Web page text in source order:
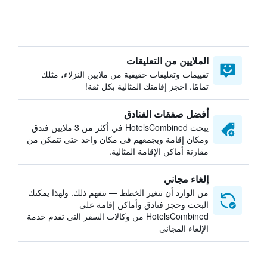
الملايين من التعليقات
تقييمات وتعليقات حقيقية من ملايين النزلاء، مثلك
تمامًا. احجز إقامتك المثالية بكل ثقة!
أفضل صفقات الفنادق
يبحث HotelsCombined في أكثر من 3 ملايين فندق
ومكان إقامة ويجمعهم في مكان واحد حتى تتمكن من
مقارنة أماكن الإقامة المثالية.
إلغاء مجاني
من الوارد أن تتغير الخطط — نتفهم ذلك. ولهذا يمكنك
البحث وحجز فنادق وأماكن إقامة على
HotelsCombined من وكالات السفر التي تقدم خدمة
الإلغاء المجاني